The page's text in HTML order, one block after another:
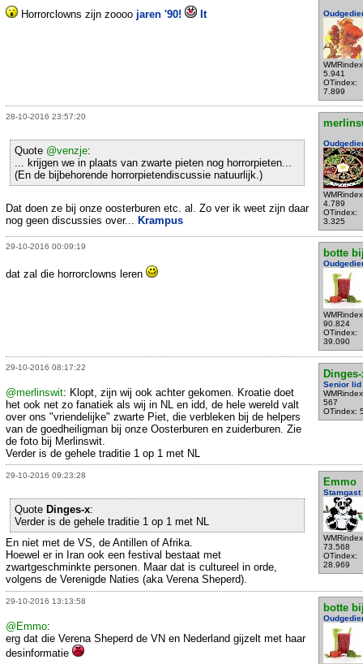
5.941
OTindex:
7.899
Horrorclowns zijn zoooo jaren '90! It
28-10-2016 23:57:20
4.789
OTindex:
3.325
Quote @venzje:
... krijgen we in plaats van zwarte pieten nog horrorpieten...
(En de bijbehorende horrorpietendiscussie natuurlijk.)
Dat doen ze bij onze oosterburen etc. al. Zo ver ik weet zijn daar
nog geen discussies over... Krampus
29-10-2016 00:09:19
botte
90.824
OTindex:
39.090
dat zal die horrorclowns leren
29-10-2016 08:17:22
Senior lid
567
OTindex:
@merlinswit: Klopt, zijn wij ook achter gekomen. Kroatie doet
het ook net zo fanatiek als wij in NL en idd, de hele wereld valt
over ons "vriendelijke" zwarte Piet, die verbleken bij de helpers
van de goedheiligman bij onze Oosterburen en zuiderburen. Zie
de foto bij Merlinswit.
Verder is de gehele traditie 1 op 1 met NL
29-10-2016 09:23:28
Emmo
Stamgast
73.568
OTindex:
28.969
Quote Dinges-x:
Verder is de gehele traditie 1 op 1 met NL
En niet met de VS, de Antillen of Afrika.
Hoewel er in Iran ook een festival bestaat met
zwartgeschminkte personen. Maar dat is cultureel in orde,
volgens de Verenigde Naties (aka Verena Sheperd).
29-10-2016 13:13:58
botte
@Emmo:
erg dat die Verena Sheperd de VN en Nederland gijzelt met haar
desinformatie